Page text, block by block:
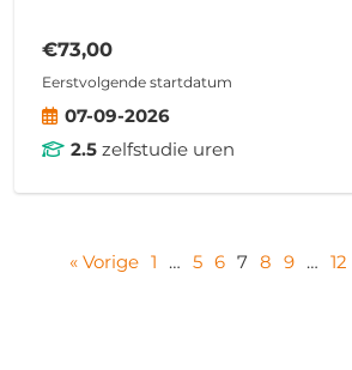
€73,00
Eerstvolgende startdatum
07-09-2026
2.5zelfstudie uren
« Vorige 1 … 5 6 7 8 9 … 12